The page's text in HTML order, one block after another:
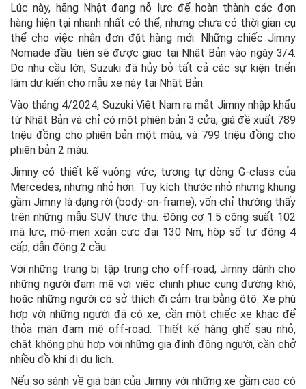
Lúc này, hãng Nhật đang nỗ lực để hoàn thành các đơn
hàng hiện tại nhanh nhất có thể, nhưng chưa có thời gian cụ
thể cho việc nhận đơn đặt hàng mới. Những chiếc Jimny
Nomade đầu tiên sẽ được giao tại Nhật Bản vào ngày 3/4.
Do nhu cầu lớn, Suzuki đã hủy bỏ tất cả các sự kiện triển
lãm dự kiến cho mẫu xe này tại Nhật Bản.
Vào tháng 4/2024, Suzuki Việt Nam ra mắt Jimny nhập khẩu
từ Nhật Bản và chỉ có một phiên bản 3 cửa, giá đề xuất 789
triệu đồng cho phiên bản một màu, và 799 triệu đồng cho
phiên bản 2 màu.
Jimny có thiết kế vuông vức, tương tự dòng G-class của
Mercedes, nhưng nhỏ hơn. Tuy kích thước nhỏ nhưng khung
gầm Jimny là dạng rời (body-on-frame), vốn chỉ thường thấy
trên những mẫu SUV thực thụ. Động cơ 1.5 công suất 102
mã lực, mô-men xoắn cực đại 130 Nm, hộp số tự động 4
cấp, dẫn động 2 cầu.
Với những trang bị tập trung cho off-road, Jimny dành cho
những người đam mê với việc chinh phục cung đường khó,
hoặc những người có sở thích đi cắm trại bằng ôtô. Xe phù
hợp với những người đã có xe, cần một chiếc xe khác để
thỏa mãn đam mê off-road. Thiết kế hàng ghế sau nhỏ,
chật không phù hợp với những gia đình đông người, cần chở
nhiều đồ khi đi du lịch.
Nếu so sánh về giá bán của Jimny với những xe gầm cao có